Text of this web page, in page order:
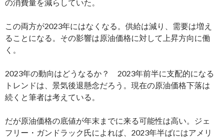
の消費量を減らしていた。
この両方が2023年にはなくなる。供給は減り、需要は増え
ることになる。その影響は原油価格に対して上昇方向に働
く。
2023年の動向はどうなるか？ 2023年前半に支配的になる
トレンドは、景気後退懸念だろう。現在の原油価格下落は
続くと筆者は考えている。
だが原油価格の底値が年末までに来る可能性は高い。ジェ
フリー・ガンドラック氏によれば、2023年半ばにはアメリ